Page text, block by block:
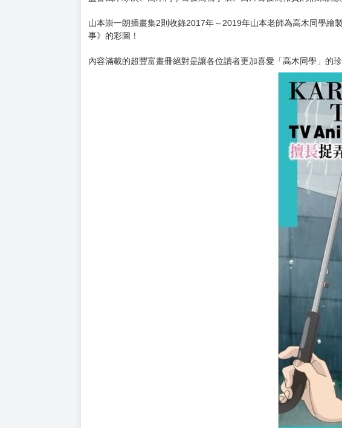
★2in1珍藏組合，動畫與原作的大量珍貴彩圖一次擁有！
★隨書附贈「隨時捉弄你」貼紙，粉絲必定要收藏的捉弄臺詞化為貼
「擅長捉弄人的高木同學」動畫第一季完全導覽&原作山本崇一朗
動畫官方導覽收錄動畫超可愛的宣傳視覺圖、捉弄名場面、故事
監督茂木琢次、高木同學聲優高橋李依、西片聲優梶裕貴的精采訪
山本崇一朗插畫集2則收錄2017年～2019年山本老師為高木同學
內容滿載的超豐富畫冊絕對是讓各位讀者更加喜愛「高木同學」的珍